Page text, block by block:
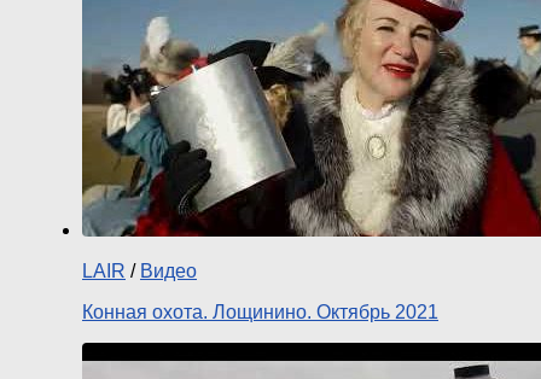
LAIR / Видео
Конная охота. Лощинино. Октябрь 2021